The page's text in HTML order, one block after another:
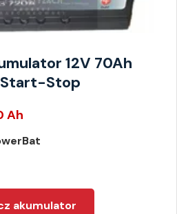
12V 70Ah
Start-Stop
Ah
akumulator